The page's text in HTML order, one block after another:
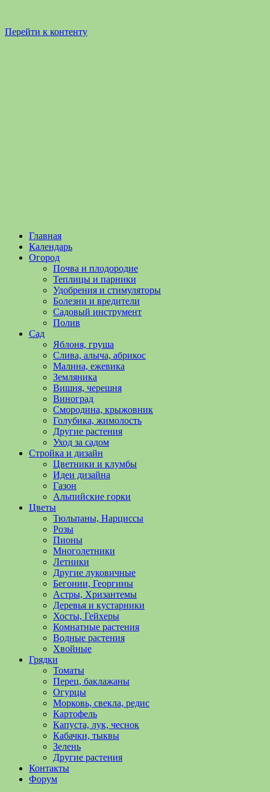
Перейти к контенту
Садоводство
Огородничество
Садоводство
огородничество
полезные
уходу
овощами,
растениями
Поможем
обустройстве
выращивании
Главная
Календарь
Огород
Почва и плодородие
Теплицы и парники
Удобрения и стимуляторы
Болезни и вредители
Садовый инструмент
Полив
Сад
Яблоня, груша
Слива, алыча, абрикос
Малина, ежевика
Земляника
Вишня, черешня
Виноград
Смородина, крыжовник
Голубика, жимолость
Другие растения
Уход за садом
Стройка и дизайн
Цветники и клумбы
Идеи дизайна
Газон
Альпийские горки
Цветы
Тюльпаны, Нарциссы
Розы
Пионы
Многолетники
Летники
Другие луковичные
Бегонии, Георгины
Астры, Хризантемы
Деревья и кустарники
Хосты, Гейхеры
Комнатные растения
Водные растения
Хвойные
Грядки
Томаты
Перец, баклажаны
Огурцы
Морковь, свекла, редис
Картофель
Капуста, лук, чеснок
Кабачки, тыквы
Зелень
Другие растения
Контакты
Форум